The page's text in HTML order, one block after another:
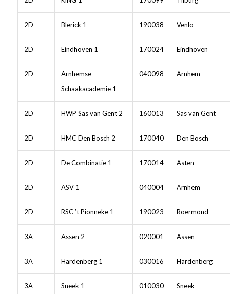
2D Blerick 1 190038 Venlo
2D Eindhoven 1 170024 Eindhoven
2D
Arnhemse
Schaakacademie 1
040098 Arnhem
2D HWP Sas van Gent 2 160013 Sas van Gent
2D HMC Den Bosch 2 170040 Den Bosch
2D De Combinatie 1 170014 Asten
2D ASV 1 040004 Arnhem
2D RSC ’t Pionneke 1 190023 Roermond
3A Assen 2 020001 Assen
3A Hardenberg 1 030016 Hardenberg
3A Sneek 1 010030 Sneek